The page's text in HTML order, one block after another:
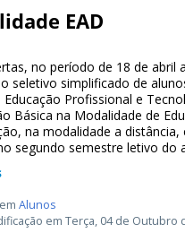
EAD
no período de 18 de abril
seletivo simplificado de
Educação Profissional e
Básica na Modalidade de
na modalidade a
segundo semestre letivo do
Alunos
em Terça, 04 de Outubro